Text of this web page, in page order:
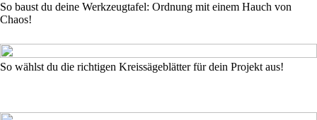
So baust du deine Werkzeugtafel: Ordnung mit einem Hauch von
Chaos!
So wählst du die richtigen Kreissägeblätter für dein Projekt aus!